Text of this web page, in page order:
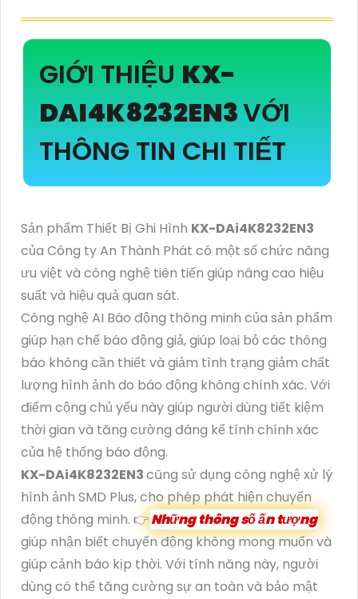
GIỚI THIỆUKX-
DAI4K8232EN3VỚI
THÔNG TIN CHI TIẾT
Sản phẩm Thiết Bị Ghi Hình KX-DAi4K8232EN3
của Công ty An Thành Phát có một số chức năng
ưu việt và công nghệ tiên tiến giúp nâng cao hiệu
suất và hiệu quả quan sát.
Công nghệ AI Báo động thông minh của sản phẩm
giúp hạn chế báo động giả, giúp loại bỏ các thông
báo không cần thiết và giảm tình trạng giảm chất
lượng hình ảnh do báo động không chính xác. Với
điểm cộng chủ yếu này giúp người dùng tiết kiệm
thời gian và tăng cường đáng kể tính chính xác
của hệ thống báo động.
KX-DAi4K8232EN3cũng sử dụng công nghệ xử lý
hình ảnh SMD Plus, cho phép phát hiện chuyển
động thông minh. 👉Những thông số ấn tượng
giúp nhận biết chuyển động không mong muốn và
giúp cảnh báo kịp thời. Với tính năng này, người
dùng có thể tăng cường sự an toàn và bảo mật